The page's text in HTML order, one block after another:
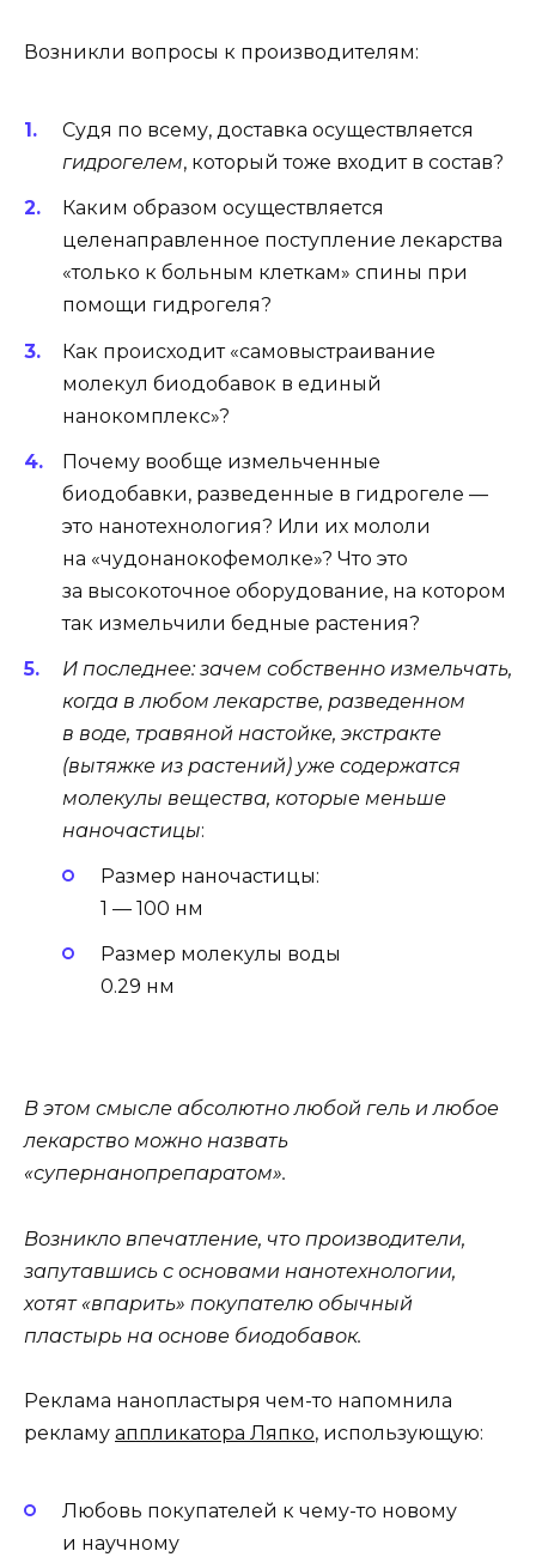
Возникли вопросы к производителям:
Судя по всему, доставка осуществляется
гидрогелем, который тоже входит в состав?
Каким образом осуществляется
целенаправленное поступление лекарства
«только к больным клеткам» спины при
помощи гидрогеля?
Как происходит «самовыстраивание
молекул биодобавок в единый
нанокомплекс»?
Почему вообще измельченные
биодобавки, разведенные в гидрогеле —
это нанотехнология? Или их мололи
на «чудонанокофемолке»? Что это
за высокоточное оборудование, на котором
так измельчили бедные растения?
И последнее: зачем собственно измельчать,
когда в любом лекарстве, разведенном
в воде, травяной настойке, экстракте
(вытяжке из растений) уже содержатся
молекулы вещества, которые меньше
наночастицы:
Размер наночастицы:
1 — 100 нм
Размер молекулы воды
0.29 нм
В этом смысле абсолютно любой гель и любое
лекарство можно назвать
«супернанопрепаратом».
Возникло впечатление, что производители,
запутавшись с основами нанотехнологии,
хотят «впарить» покупателю обычный
пластырь на основе биодобавок.
Реклама нанопластыря чем-то напомнила
рекламу аппликатора Ляпко, использующую:
Любовь покупателей к чему-то новому
и научному